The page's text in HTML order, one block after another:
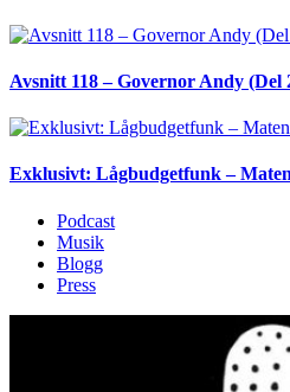
Avsnitt 118 – Governor Andy (Del
Exklusivt: Lågbudgetfunk –
Podcast
Musik
Blogg
Press